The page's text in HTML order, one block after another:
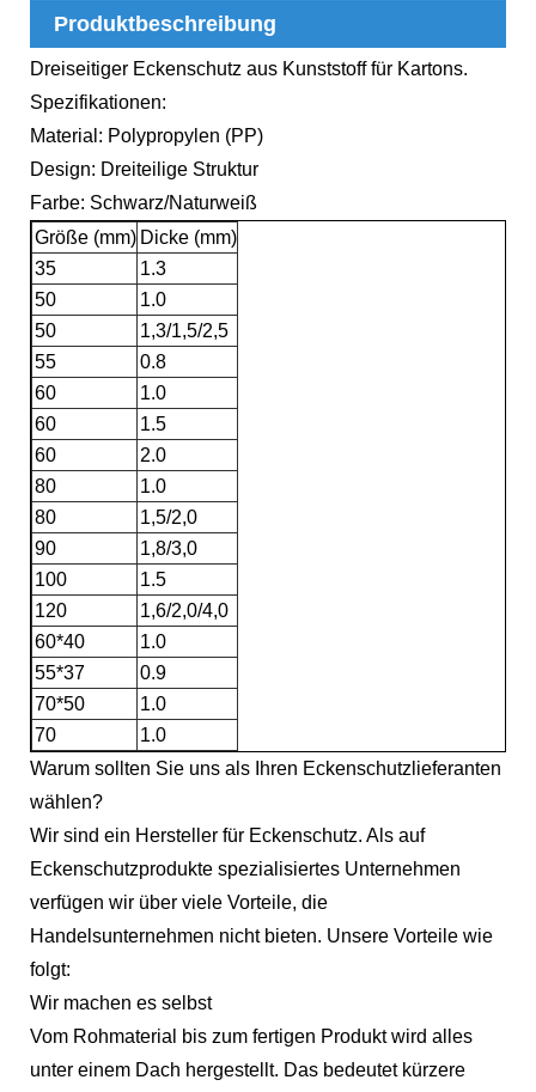
Produktbeschreibung
Dreiseitiger Eckenschutz aus Kunststoff für Kartons.
Spezifikationen:
Material: Polypropylen (PP)
Design: Dreiteilige Struktur
Farbe: Schwarz/Naturweiß
Größe (mm) Dicke (mm)
35
1.3
50
1.0
50
1,3/1,5/2,5
55
0.8
60
1.0
60
1.5
60
2.0
80
1.0
80
1,5/2,0
90
1,8/3,0
100
1.5
120
1,6/2,0/4,0
60*40
1.0
55*37
0.9
70*50
1.0
70
1.0
Warum sollten Sie uns als Ihren Eckenschutzlieferanten
wählen?
Wir sind ein Hersteller für Eckenschutz. Als auf
Eckenschutzprodukte spezialisiertes Unternehmen
verfügen wir über viele Vorteile, die
Handelsunternehmen nicht bieten. Unsere Vorteile wie
folgt:
Wir machen es selbst
Vom Rohmaterial bis zum fertigen Produkt wird alles
unter einem Dach hergestellt. Das bedeutet kürzere